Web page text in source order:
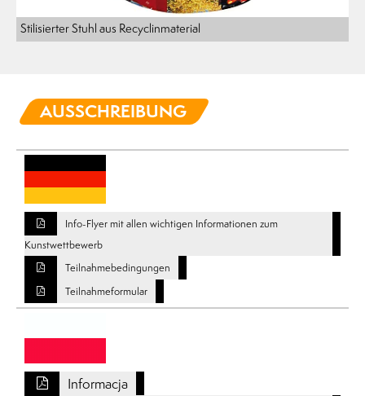
Stilisierter Stuhl aus Recyclinmaterial
AUSSCHREIBUNG
Info-Flyer mit allen wichtigen Informationen zum
Kunstwettbewerb
Teilnahmebedingungen
Teilnahmeformular
Informacja